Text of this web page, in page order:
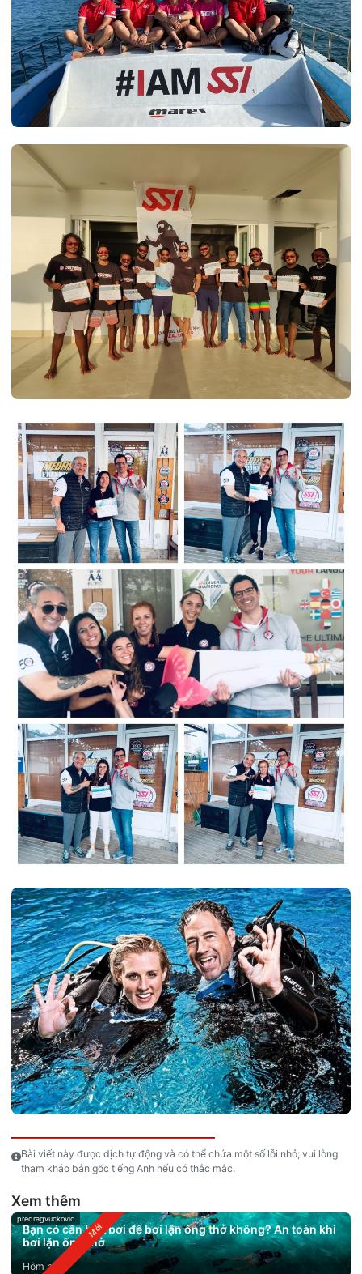
Bài viết này được dịch tự động và có thể chứa một số lỗi nhỏ; vui lòng
tham khảo bản gốc tiếng Anh nếu có thắc mắc.
Xem thêm
predragvuckovic
Bạn có cần biết bơi để bơi lặn ống thở không? An toàn khi
bơi lặn ống thở
Hôm nay